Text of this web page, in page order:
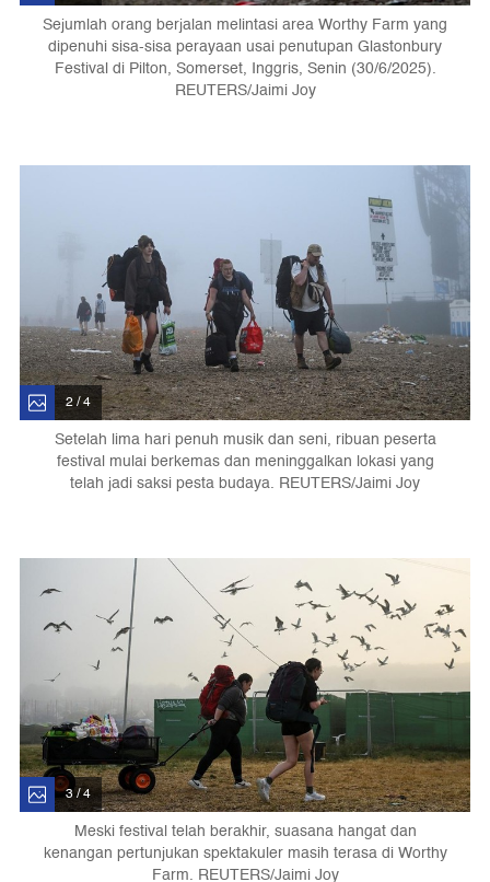
Sejumlah orang berjalan melintasi area Worthy Farm yang
dipenuhi sisa-sisa perayaan usai penutupan Glastonbury
Festival di Pilton, Somerset, Inggris, Senin (30/6/2025).
REUTERS/Jaimi Joy
2 / 4
Setelah lima hari penuh musik dan seni, ribuan peserta
festival mulai berkemas dan meninggalkan lokasi yang
telah jadi saksi pesta budaya. REUTERS/Jaimi Joy
3 / 4
Meski festival telah berakhir, suasana hangat dan
kenangan pertunjukan spektakuler masih terasa di Worthy
Farm. REUTERS/Jaimi Joy